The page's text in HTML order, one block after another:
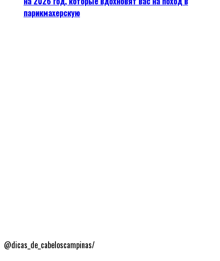
парикмахерскую
@dicas_de_cabeloscampinas/